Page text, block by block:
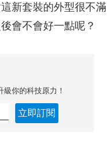
新套裝的外型很不滿
會不會好一點呢？
你的科技原力！
立即訂閱